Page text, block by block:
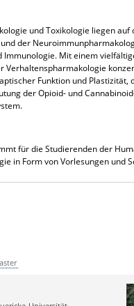
und Toxikologie liegen auf
der
Immunologie. Mit einem
Funktion und Plastizität,
der Opioid- und
für die Studierenden der
in Form von Vorlesungen und